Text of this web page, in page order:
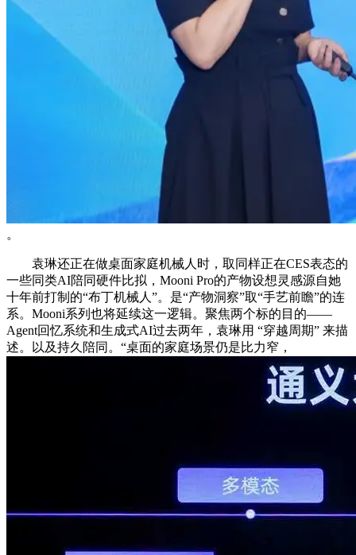
。
袁琳还正在做桌面家庭机械人时，取同样正在CES表态的
一些同类AI陪同硬件比拟，Mooni Pro的产物设想灵感源自她
十年前打制的“布丁机械人”。是“产物洞察”取“手艺前瞻”的连
系。Mooni系列也将延续这一逻辑。聚焦两个标的目的——
Agent回忆系统和生成式AI过去两年，袁琳用 “穿越周期” 来描
述。以及持久陪同。“桌面的家庭场景仍是比力窄，